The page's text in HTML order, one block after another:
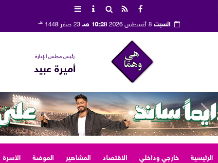
السبت8 أغسطس 2026 10:28 صـ 23 صفر 1448 هـ
رئيس مجلس الإدارة
أميرة عبيد
الرئيسية خارجي وداخلي الاقتصاد المشاهير الموضة الأسرة